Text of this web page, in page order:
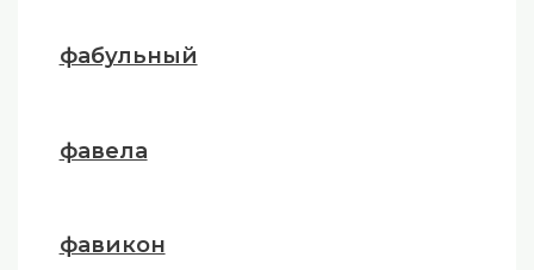
фабульный
фавела
фавикон